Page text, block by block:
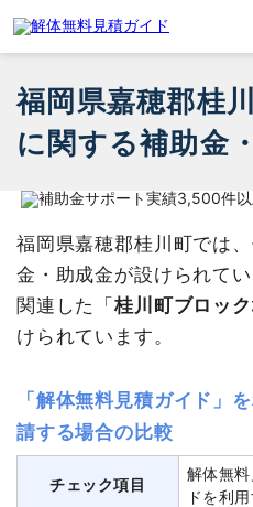
福岡県嘉穂郡桂
に関する補助金
福岡県嘉穂郡桂川町では
金・助成金が設けられて
関連した「桂川町ブロッ
けられています。
「解体無料見積ガイド」
請する場合の比較
チェック項目
解体無
ドを利